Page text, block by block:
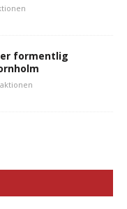
formentlig